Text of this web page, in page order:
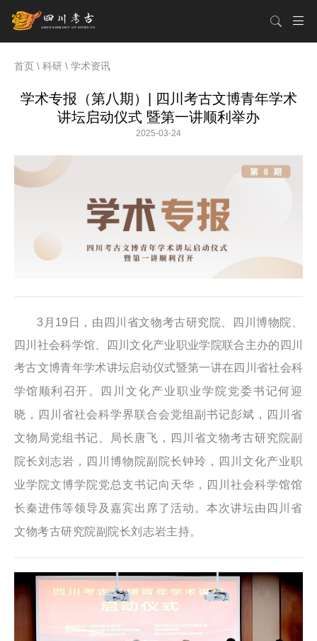
首页 \ 科研 \ 学术资讯
学术专报（第八期）| 四川考古文博青年学术
讲坛启动仪式 暨第一讲顺利举办
2025-03-24
3月19日，由四川省文物考古研究院、四川博物院、
四川社会科学馆、四川文化产业职业学院联合主办的四川
考古文博青年学术讲坛启动仪式暨第一讲在四川省社会科
学馆顺利召开 。
四川文化产业职业学院党委书记何迎
晓，四川省社会科学界联合会党组副书记彭斌，四川省
文物局党组书记、局长唐飞，四川省文物考古研究院副
院长刘志岩，四川博物院副院长钟玲 ，四川文化产业职
业学院文博学院党总支书记向天华，四川社会科学馆馆
长秦进伟等领导及嘉宾出席了活动。本次讲坛由四川省
文物考古研究院副院长刘志岩主持。